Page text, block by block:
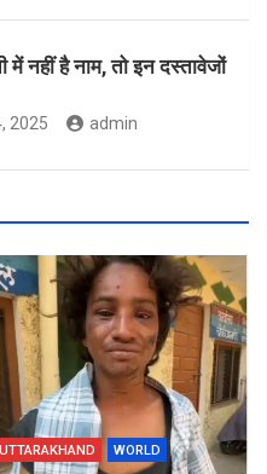
में नहीं है नाम, तो इन दस्तावेजों
2025 admin
UTTARAKHAND
WORLD